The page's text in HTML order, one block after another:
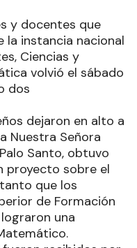
y docentes que
la instancia nacional
Ciencias y
volvió el sábado
dos
dejaron en alto a
Nuestra Señora
Santo, obtuvo
proyecto sobre el
que los
de Formación
una